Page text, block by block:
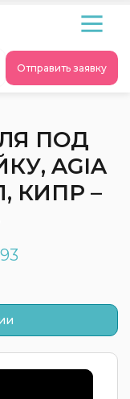
Отправить заявку
ПОД
AGIA
КИПР –